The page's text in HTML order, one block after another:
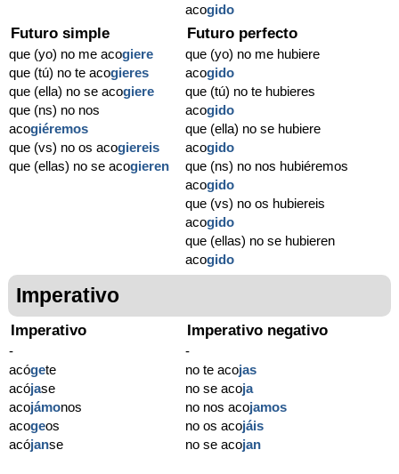
acogido
Futuro simple
que (yo) no me acogiere
que (tú) no te acogieres
que (ella) no se acogiere
que (ns) no nos
acogiéremos
que (vs) no os acogiereis
que (ellas) no se acogieren
Futuro perfecto
que (yo) no me hubiere
acogido
que (tú) no te hubieres
acogido
que (ella) no se hubiere
acogido
que (ns) no nos hubiéremos
acogido
que (vs) no os hubiereis
acogido
que (ellas) no se hubieren
acogido
Imperativo
Imperativo
-
acógete
acójase
acojámonos
acogeos
acójanse
Imperativo negativo
-
no te acojas
no se acoja
no nos acojamos
no os acojáis
no se acojan